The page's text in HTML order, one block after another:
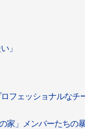
」
フェッショナルなチ
家」メンバーたちの